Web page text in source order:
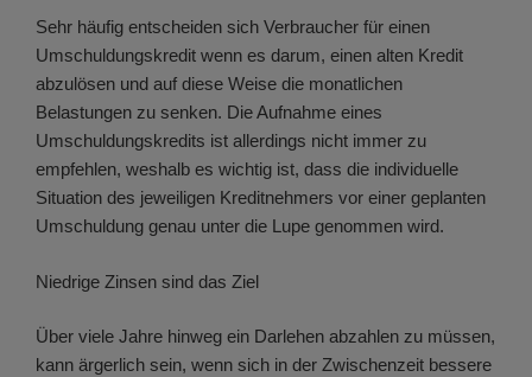
Sehr häufig entscheiden sich Verbraucher für einen
Umschuldungskredit wenn es darum, einen alten Kredit
abzulösen und auf diese Weise die monatlichen
Belastungen zu senken. Die Aufnahme eines
Umschuldungskredits ist allerdings nicht immer zu
empfehlen, weshalb es wichtig ist, dass die individuelle
Situation des jeweiligen Kreditnehmers vor einer geplanten
Umschuldung genau unter die Lupe genommen wird.
Niedrige Zinsen sind das Ziel
Über viele Jahre hinweg ein Darlehen abzahlen zu müssen,
kann ärgerlich sein, wenn sich in der Zwischenzeit bessere